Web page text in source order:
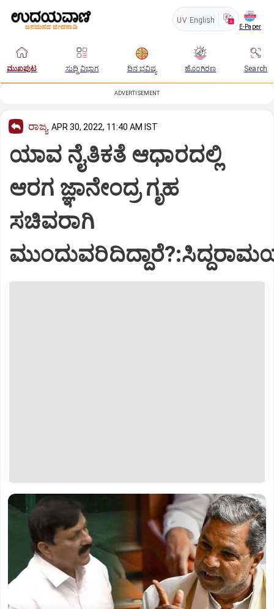
UV English
E-Paper
ಮುಖಪುಟ ಸುದ್ದಿ ವಿಭಾಗ ದಿನ ಭವಿಷ್ಯ ಹೊಂಗಿರಣ Search
ADVERTISEMENT
ರಾಜ್ಯ APR 30, 2022, 11:40 AM IST
ಯಾವ ನೈತಿಕತೆ ಆಧಾರದಲ್ಲಿ
ಆರಗ ಜ್ಞಾನೇಂದ್ರ ಗೃಹ
ಸಚಿವರಾಗಿ